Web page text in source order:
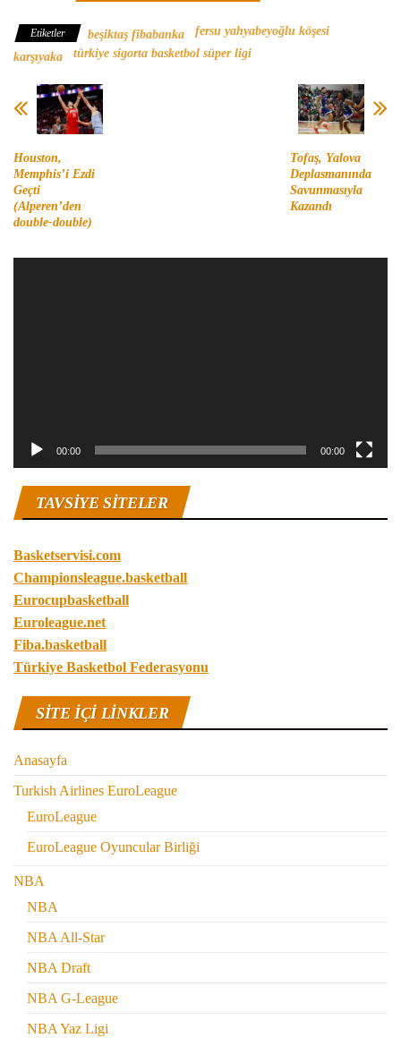
Etiketler beşiktaş fibabanka
fersu yahyabeyoğlu köşesi
karşıyaka
türkiye sigorta basketbol süper ligi
Houston,
Memphis’i Ezdi
Geçti
(Alperen’den
double-double)
Tofaş, Yalova
Deplasmanında
Savunmasıyla
Kazandı
00:00 00:00
TAVSIYE SITELER
Basketservisi.com
Championsleague.basketball
Eurocupbasketball
Euroleague.net
Fiba.basketball
Türkiye Basketbol Federasyonu
SITE IÇI LINKLER
Anasayfa
Turkish Airlines EuroLeague
EuroLeague
EuroLeague Oyuncular Birliği
NBA
NBA
NBA All-Star
NBA Draft
NBA G-League
NBA Yaz Ligi